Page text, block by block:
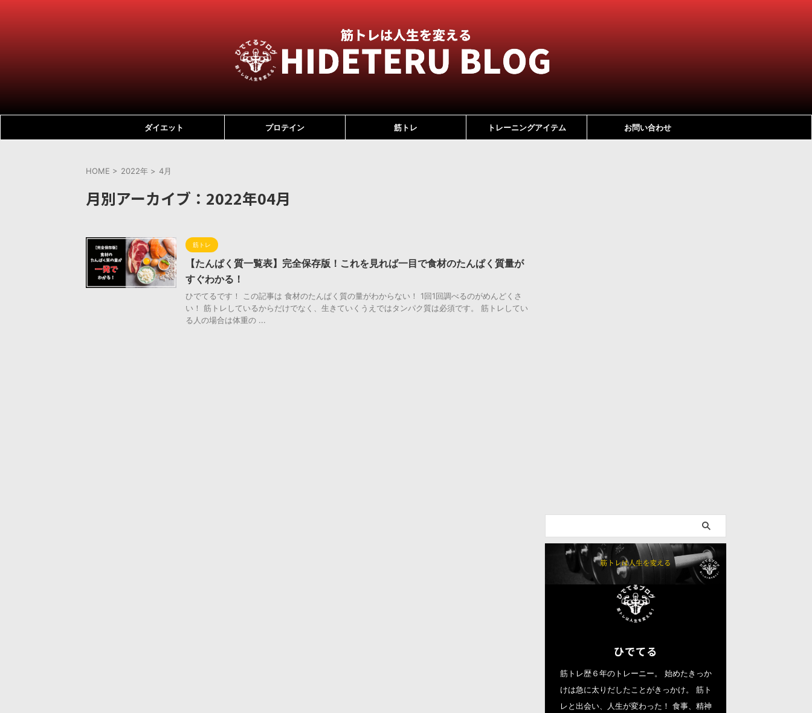
ダイエット プロテイン 筋トレ トレーニングアイテム お問い合わせ
HOME > 2022年 > 4月
月別アーカイブ：2022年04月
筋トレ
【たんぱく質一覧表】完全保存版！これを見れば一目で食材のたんぱく質量が
すぐわかる！
ひでてるです！ この記事は 食材のたんぱく質の量がわからない！ 1回1回調べるのがめんどくさ
い！ 筋トレしているからだけでなく、生きていくうえではタンパク質は必須です。 筋トレしてい
る人の場合は体重の ...
ひでてる
筋トレ歴６年のトレーニー。 始めたきっか
けは急に太りだしたことがきっかけ。 筋ト
レと出会い、人生が変わった！ 食事、精神